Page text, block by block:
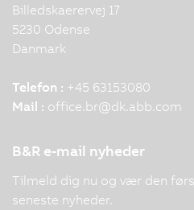
Billedskaerervej 17
5230 Odense
Danmark
Telefon : +45 63153080
Mail : office.br@dk.abb.com
B&R e-mail nyheder
Tilmeld dig nu og vær den
seneste nyheder.